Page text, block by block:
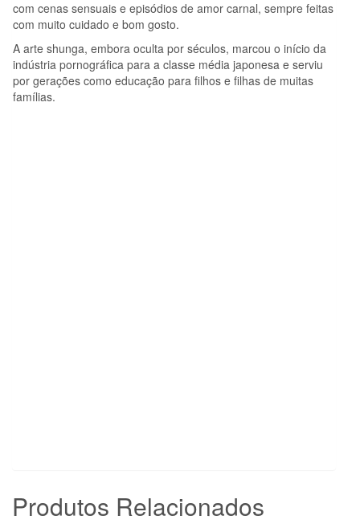
com cenas sensuais e episódios de amor carnal, sempre feitas
com muito cuidado e bom gosto.
A arte shunga, embora oculta por séculos, marcou o início da
indústria pornográfica para a classe média japonesa e serviu
por gerações como educação para filhos e filhas de muitas
famílias.
Produtos Relacionados